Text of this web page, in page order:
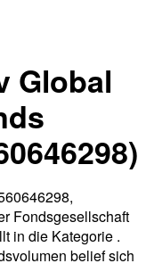
Global
Fondsgesellschaft
in die Kategorie .
belief sich